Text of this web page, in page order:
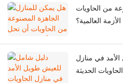
من الحاويات
العالمية؟
في منازل
الحاويات الحديثة